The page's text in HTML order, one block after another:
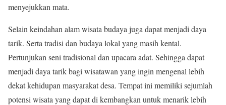
menyejukkan mata.
Selain keindahan alam wisata budaya juga dapat menjadi daya
tarik. Serta tradisi dan budaya lokal yang masih kental.
Pertunjukan seni tradisional dan upacara adat. Sehingga dapat
menjadi daya tarik bagi wisatawan yang ingin mengenal lebih
dekat kehidupan masyarakat desa. Tempat ini memiliki sejumlah
potensi wisata yang dapat di kembangkan untuk menarik lebih